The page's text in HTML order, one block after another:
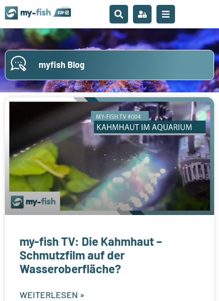
myfish Blog
my-fish TV: Die Kahmhaut –
Schmutzfilm auf der
Wasseroberfläche?
WEITERLESEN »